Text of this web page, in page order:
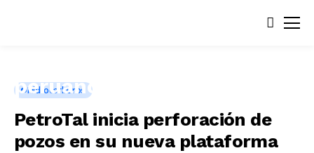
Hidrocarburos
PetroTal inicia perforación de
pozos en su nueva plataforma